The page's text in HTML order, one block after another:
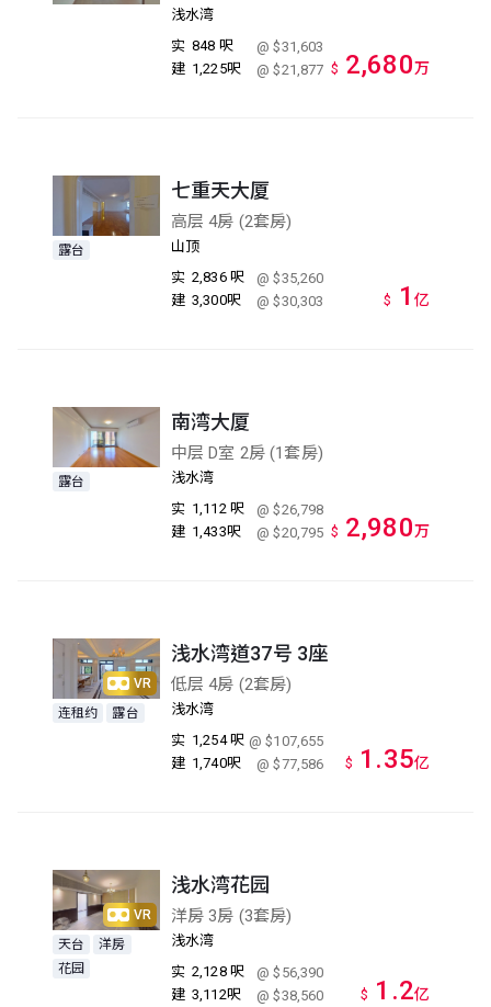
浅水湾
实 848 呎
@ $31,603
建 1,225呎 @ $21,877 $ 2,680万
露台
七重天大厦
高层 4房 (2套房)
山顶
实 2,836 呎
@ $35,260
建 3,300呎 @ $30,303 $ 1 亿
露台
南湾大厦
中层 D室 2房 (1套房)
浅水湾
实 1,112 呎
@ $26,798
建 1,433呎 @ $20,795 $ 2,980万
VR
连租约
露台
浅水湾道37号 3座
低层 4房 (2套房)
浅水湾
实 1,254 呎 @ $107,655
建 1,740呎 @ $77,586 $ 1.35亿
VR
天台
洋房
花园
浅水湾花园
洋房 3房 (3套房)
浅水湾
实 2,128 呎
@ $56,390
建 3,112呎 @ $38,560 $ 1.2亿